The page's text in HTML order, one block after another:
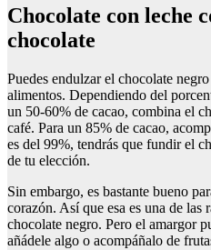
Chocolate con leche con trocitos de
chocolate
Puedes endulzar el chocolate
alimentos. Dependiendo del
un 50-60% de cacao, combina el
café. Para un 85% de cacao,
es del 99%, tendrás que fundir el
de tu elección.
Sin embargo, es bastante bueno
corazón. Así que esa es una de las
chocolate negro. Pero el amargor
añádele algo o acompáñalo de